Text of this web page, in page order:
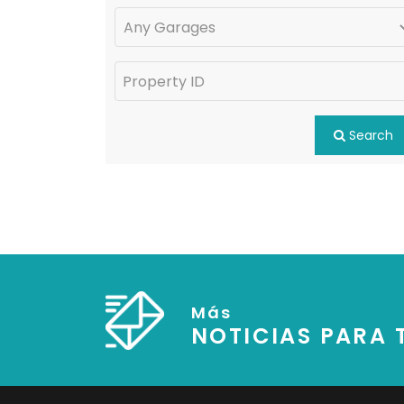
Search
Más
NOTICIAS PARA